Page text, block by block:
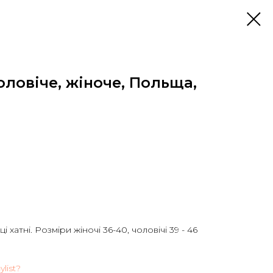
жіноче, Польща,
хатні. Розміри жіночі 36-40, чоловічі 39 - 46